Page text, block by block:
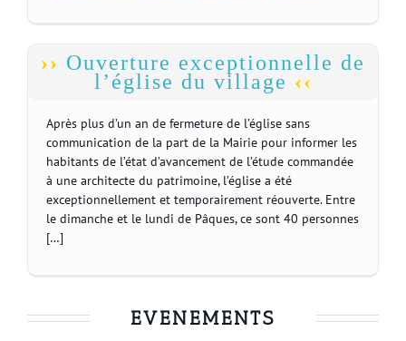
Ouverture exceptionnelle de
l’église du village
Après plus d’un an de fermeture de l’église sans
communication de la part de la Mairie pour informer les
habitants de l’état d’avancement de l’étude commandée
à une architecte du patrimoine, l’église a été
exceptionnellement et temporairement réouverte. Entre
le dimanche et le lundi de Pâques, ce sont 40 personnes
[…]
EVENEMENTS